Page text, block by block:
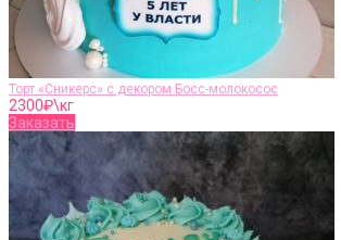
Торт «Сникерс» с декором Босс-молокосос
2300₽\кг
Заказать